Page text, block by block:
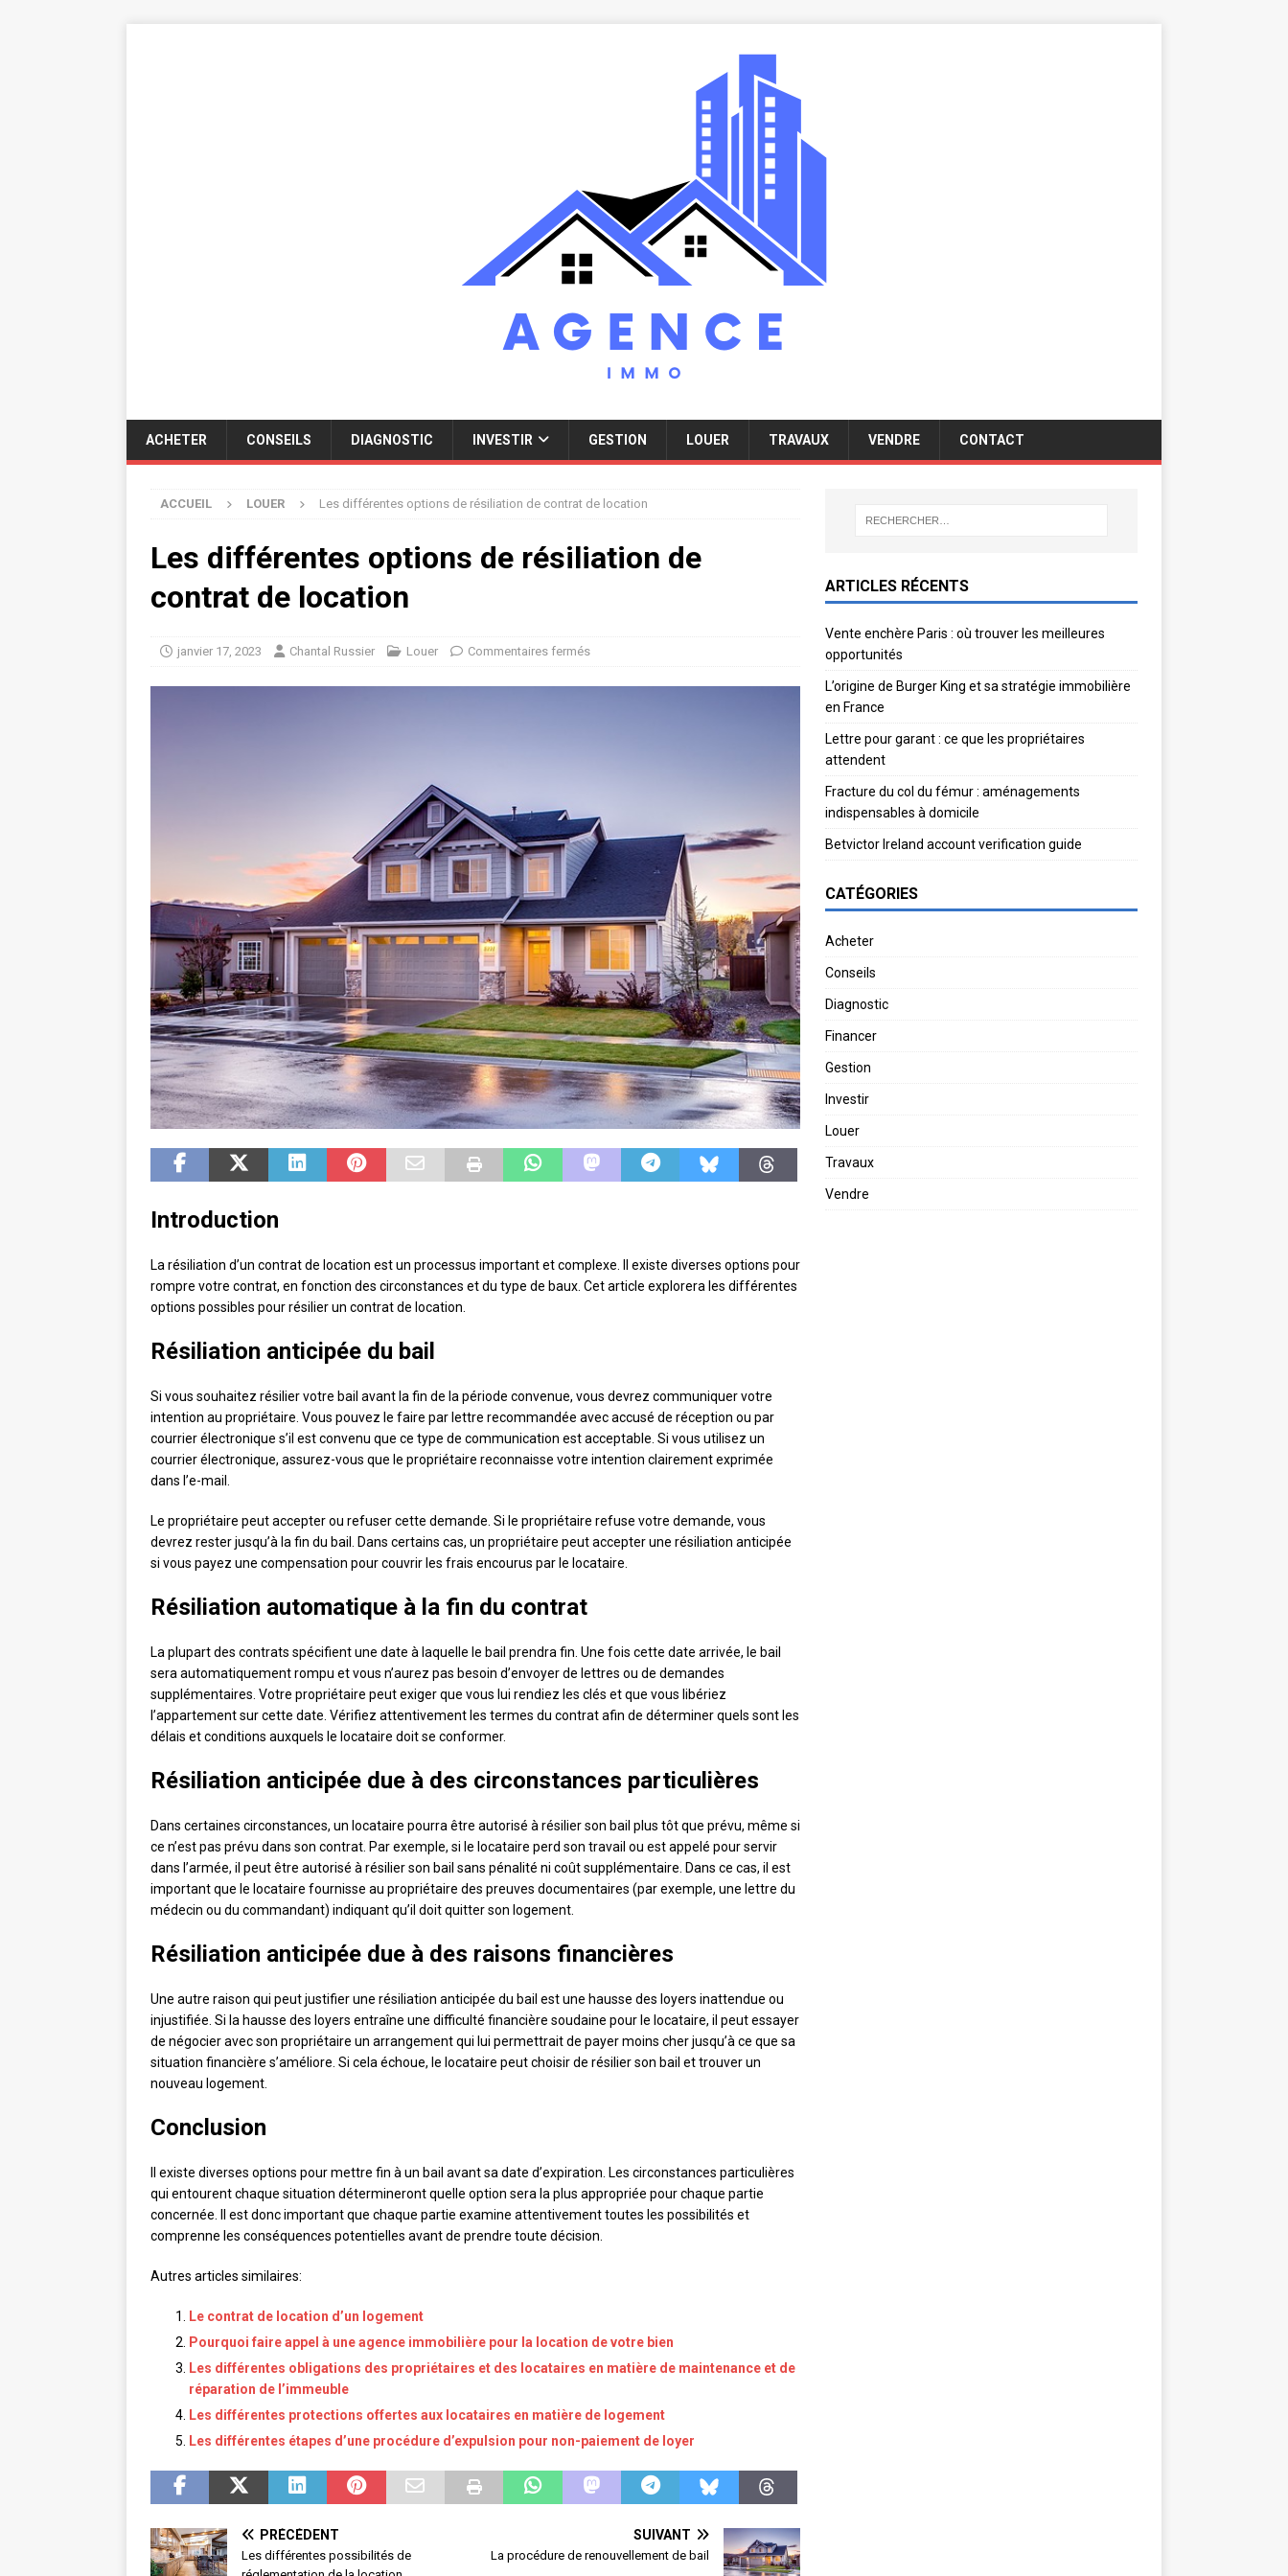
ACHETER CONSEILS DIAGNOSTIC INVESTIR GESTION LOUER TRAVAUX VENDRE CONTACT
ACCUEIL LOUER Les différentes options de résiliation de contrat de location
Les différentes options de résiliation de
contrat de location
janvier 17, 2023 Chantal Russier Louer Commentaires fermés
Introduction
La résiliation d’un contrat de location est un processus important et complexe. Il existe diverses options pour
rompre votre contrat, en fonction des circonstances et du type de baux. Cet article explorera les différentes
options possibles pour résilier un contrat de location.
Résiliation anticipée du bail
Si vous souhaitez résilier votre bail avant la fin de la période convenue, vous devrez communiquer votre
intention au propriétaire. Vous pouvez le faire par lettre recommandée avec accusé de réception ou par
courrier électronique s’il est convenu que ce type de communication est acceptable. Si vous utilisez un
courrier électronique, assurez-vous que le propriétaire reconnaisse votre intention clairement exprimée
dans l’e-mail.
Le propriétaire peut accepter ou refuser cette demande. Si le propriétaire refuse votre demande, vous
devrez rester jusqu’à la fin du bail. Dans certains cas, un propriétaire peut accepter une résiliation anticipée
si vous payez une compensation pour couvrir les frais encourus par le locataire.
Résiliation automatique à la fin du contrat
La plupart des contrats spécifient une date à laquelle le bail prendra fin. Une fois cette date arrivée, le bail
sera automatiquement rompu et vous n’aurez pas besoin d’envoyer de lettres ou de demandes
supplémentaires. Votre propriétaire peut exiger que vous lui rendiez les clés et que vous libériez
l’appartement sur cette date. Vérifiez attentivement les termes du contrat afin de déterminer quels sont les
délais et conditions auxquels le locataire doit se conformer.
Résiliation anticipée due à des circonstances particulières
Dans certaines circonstances, un locataire pourra être autorisé à résilier son bail plus tôt que prévu, même si
ce n’est pas prévu dans son contrat. Par exemple, si le locataire perd son travail ou est appelé pour servir
dans l’armée, il peut être autorisé à résilier son bail sans pénalité ni coût supplémentaire. Dans ce cas, il est
important que le locataire fournisse au propriétaire des preuves documentaires (par exemple, une lettre du
médecin ou du commandant) indiquant qu’il doit quitter son logement.
Résiliation anticipée due à des raisons financières
Une autre raison qui peut justifier une résiliation anticipée du bail est une hausse des loyers inattendue ou
injustifiée. Si la hausse des loyers entraîne une difficulté financière soudaine pour le locataire, il peut essayer
de négocier avec son propriétaire un arrangement qui lui permettrait de payer moins cher jusqu’à ce que sa
situation financière s’améliore. Si cela échoue, le locataire peut choisir de résilier son bail et trouver un
nouveau logement.
Conclusion
Il existe diverses options pour mettre fin à un bail avant sa date d’expiration. Les circonstances particulières
qui entourent chaque situation détermineront quelle option sera la plus appropriée pour chaque partie
concernée. Il est donc important que chaque partie examine attentivement toutes les possibilités et
comprenne les conséquences potentielles avant de prendre toute décision.
Autres articles similaires:
Le contrat de location d’un logement
Pourquoi faire appel à une agence immobilière pour la location de votre bien
Les différentes obligations des propriétaires et des locataires en matière de maintenance et de
réparation de l’immeuble
Les différentes protections offertes aux locataires en matière de logement
Les différentes étapes d’une procédure d’expulsion pour non-paiement de loyer
PRÉCÉDENT
Les différentes possibilités de
SUIVANT
La procédure de renouvellement de bail
ARTICLES RÉCENTS
Vente enchère Paris : où trouver les meilleures
opportunités
L’origine de Burger King et sa stratégie immobilière
en France
Lettre pour garant : ce que les propriétaires
attendent
Fracture du col du fémur : aménagements
indispensables à domicile
Betvictor Ireland account verification guide
CATÉGORIES
Acheter
Conseils
Diagnostic
Financer
Gestion
Investir
Louer
Travaux
Vendre